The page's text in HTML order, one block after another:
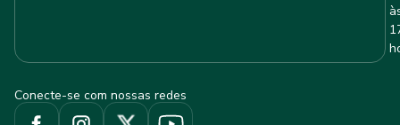
Conecte-se com nossas redes